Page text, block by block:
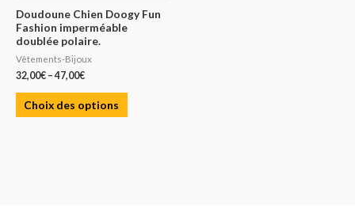
Doudoune Chien Doogy Fun
Fashion imperméable
doublée polaire.
Vêtements-Bijoux
32,00€ –47,00€
Choix des options